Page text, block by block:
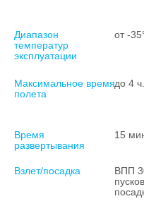
Диапазон
температур
эксплуатации
от -
Максимальное время
полета
до 4 ч.
Взлет/посадка
ВПП
15
Время
развертывания